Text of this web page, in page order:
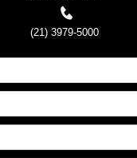
(21) 3979-5000